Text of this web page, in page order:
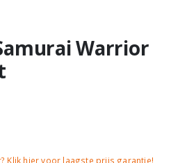
Warrior
Klik hier voor laagste prijs garantie!